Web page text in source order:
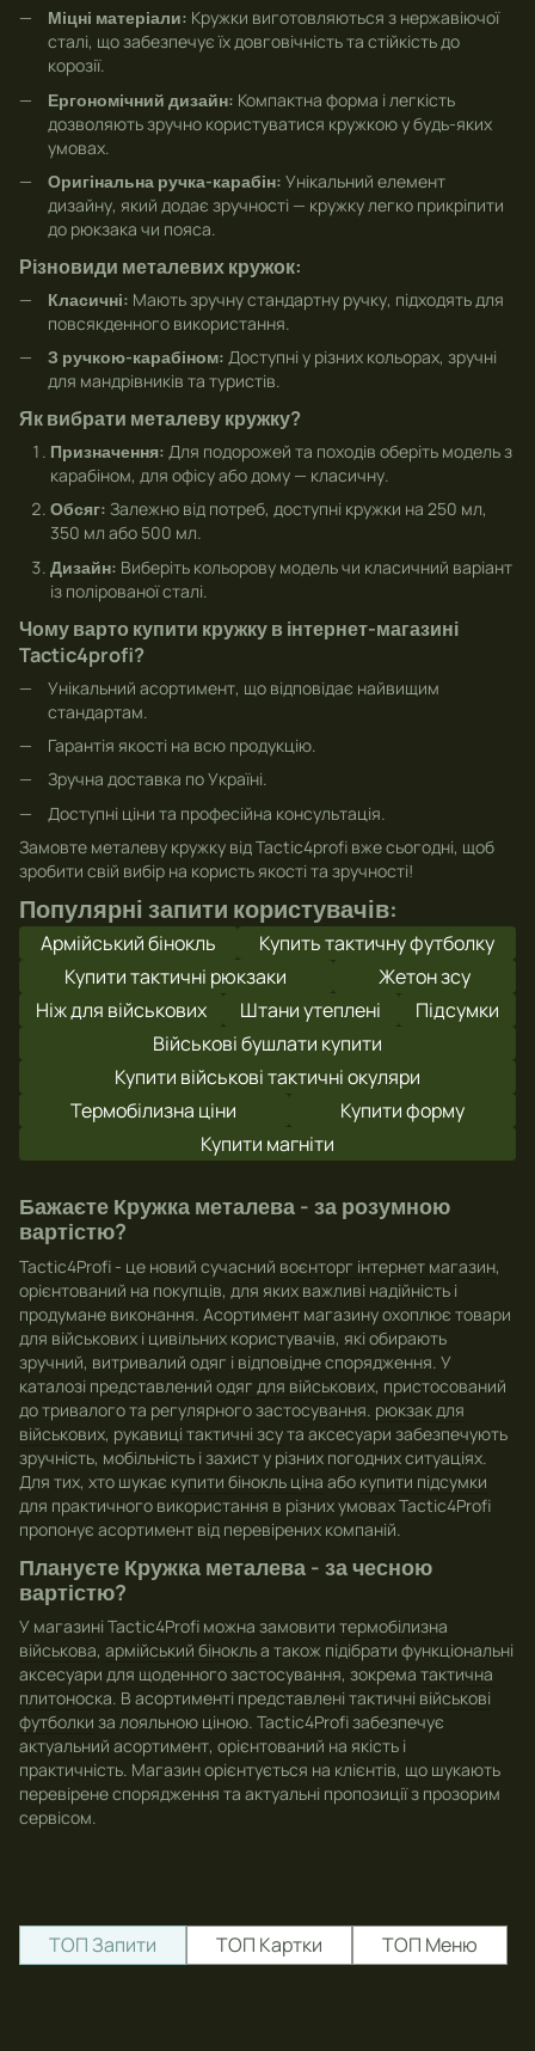
Міцні матеріали: Кружки виготовляються з нержавіючої
сталі, що забезпечує їх довговічність та стійкість до
корозії.
Ергономічний дизайн: Компактна форма і легкість
дозволяють зручно користуватися кружкою у будь-яких
умовах.
Оригінальна ручка-карабін: Унікальний елемент
дизайну, який додає зручності — кружку легко прикріпити
до рюкзака чи пояса.
Різновиди металевих кружок:
Класичні: Мають зручну стандартну ручку, підходять для
повсякденного використання.
З ручкою-карабіном: Доступні у різних кольорах, зручні
для мандрівників та туристів.
Як вибрати металеву кружку?
Призначення: Для подорожей та походів оберіть модель з
карабіном, для офісу або дому — класичну.
Обсяг: Залежно від потреб, доступні кружки на 250 мл,
350 мл або 500 мл.
Дизайн: Виберіть кольорову модель чи класичний варіант
із полірованої сталі.
Чому варто купити кружку в інтернет-магазині
Tactic4profi?
Унікальний асортимент, що відповідає найвищим
стандартам.
Гарантія якості на всю продукцію.
Зручна доставка по Україні.
Доступні ціни та професійна консультація.
Замовте металеву кружку від Tactic4profi вже сьогодні, щоб
зробити свій вибір на користь якості та зручності!
Популярні запити користувачів:
Армійський бінокль
Купить тактичну футболку
Купити тактичні рюкзаки
Жетон зсу
Ніж для військових
Штани утеплені
Підсумки
Військові бушлати купити
Купити військові тактичні окуляри
Термобілизна ціни
Купити форму
Купити магніти
Бажаєте Кружка металева - за розумною
вартістю?
Tactic4Profi - це новий сучасний воєнторг інтернет магазин,
орієнтований на покупців, для яких важливі надійність і
продумане виконання. Асортимент магазину охоплює товари
для військових і цивільних користувачів, які обирають
зручний, витривалий одяг і відповідне спорядження. У
каталозі представлений одяг для військових, пристосований
до тривалого та регулярного застосування. рюкзак для
військових, рукавиці тактичні зсута аксесуари забезпечують
зручність, мобільність і захист у різних погодних ситуаціях.
Для тих, хто шукає купити бінокль ціна або купити підсумки
для практичного використання в різних умовах Tactic4Profi
пропонує асортимент від перевірених компаній.
Плануєте Кружка металева - за чесною
вартістю?
У магазині Tactic4Profi можна замовити термобілизна
військова, армійський бінокльа також підібрати функціональні
аксесуари для щоденного застосування, зокрема тактична
плитоноска. В асортименті представлені тактичні військові
футболки за лояльною ціною. Tactic4Profi забезпечує
актуальний асортимент, орієнтований на якість і
практичність. Магазин орієнтується на клієнтів, що шукають
перевірене спорядження та актуальні пропозиції з прозорим
сервісом.
ТОП Запити ТОП Картки ТОП Меню